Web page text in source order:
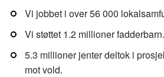
Vi jobbet i over 56 000
Vi støttet 1.2 millioner fadderbarn.
5.3 millioner jenter deltok i
mot vold.